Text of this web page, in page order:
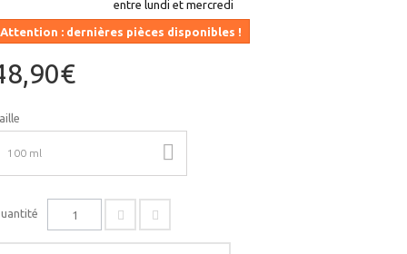
entre lundi et mercredi
Attention : dernières pièces disponibles !
100 ml